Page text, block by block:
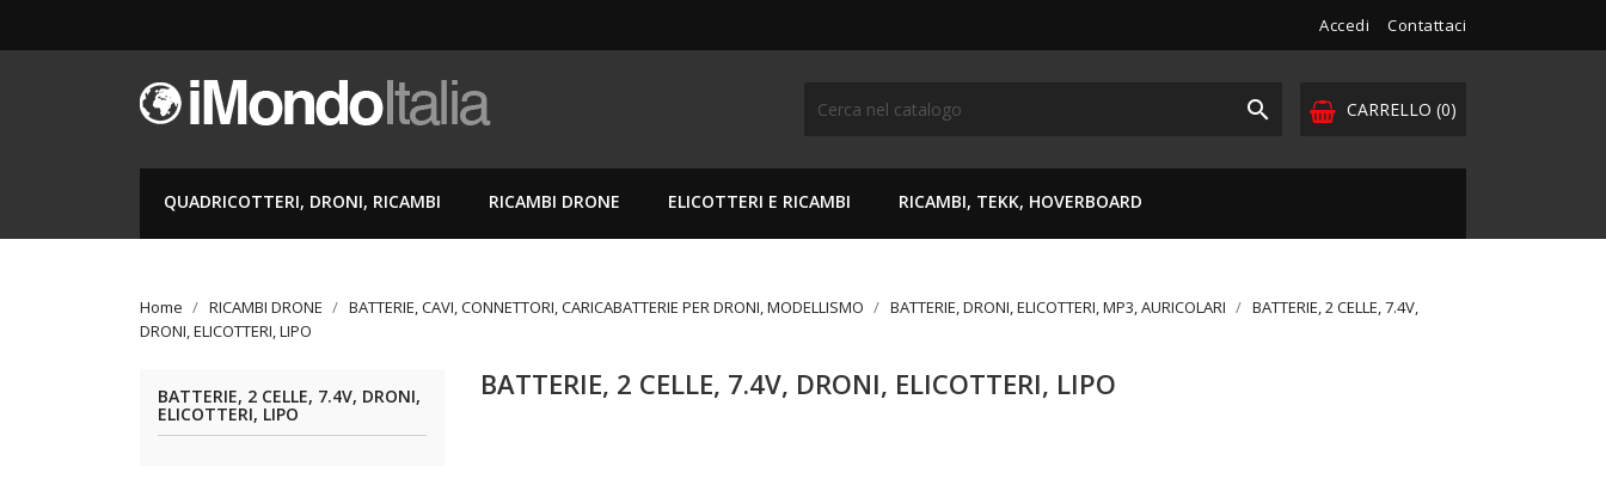
Accedi Contattaci
CARRELLO (0)

QUADRICOTTERI, DRONI, RICAMBI RICAMBI DRONE ELICOTTERI E RICAMBI RICAMBI, TEKK, HOVERBOARD
Home RICAMBI DRONE BATTERIE, CAVI, CONNETTORI, CARICABATTERIE PER DRONI, MODELLISMO BATTERIE, DRONI, ELICOTTERI, MP3, AURICOLARI
BATTERIE, 2 CELLE, 7.4V,
DRONI, ELICOTTERI, LIPO
BATTERIE, 2 CELLE, 7.4V, DRONI,
ELICOTTERI, LIPO
BATTERIE, 2 CELLE, 7.4V, DRONI, ELICOTTERI, LIPO